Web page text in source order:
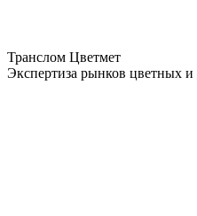
Транслом Цветмет
Экспертиза рынков цветных и